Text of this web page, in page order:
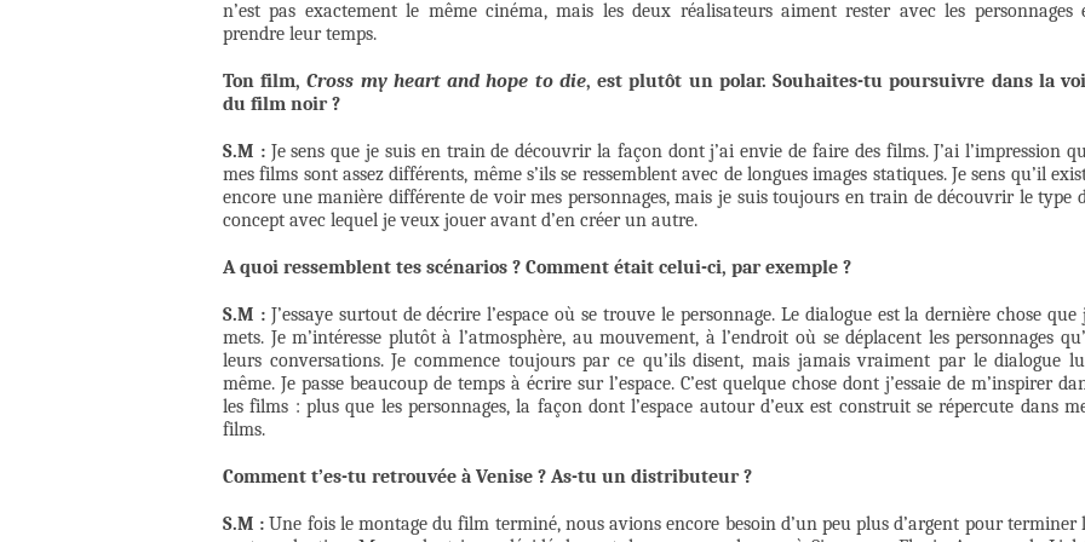
n’est pas exactement le même cinéma, mais les deux réalisateurs aiment rester avec les personnages
prendre leur temps.
Ton film,Cross my heart and hope to die, est plutôt un polar. Souhaites-tu poursuivre dans la
du film noir ?
S.M :Je sens que je suis en train de découvrir la façon dont j’ai envie de faire des films. J’ai l’impression
mes films sont assez différents, même s’ils se ressemblent avec de longues images statiques. Je sens qu’il
encore une manière différente de voir mes personnages, mais je suis toujours en train de découvrir le type
concept avec lequel je veux jouer avant d’en créer un autre.
A quoi ressemblent tes scénarios ? Comment était celui-ci, par exemple ?
S.M :J’essaye surtout de décrire l’espace où se trouve le personnage. Le dialogue est la dernière chose que
mets. Je m’intéresse plutôt à l’atmosphère, au mouvement, à l’endroit où se déplacent les personnages
leurs conversations. Je commence toujours par ce qu’ils disent, mais jamais vraiment par le dialogue
même. Je passe beaucoup de temps à écrire sur l’espace. C’est quelque chose dont j’essaie de m’inspirer
les films : plus que les personnages, la façon dont l’espace autour d’eux est construit se répercute dans
films.
Comment t’es-tu retrouvée à Venise ? As-tu un distributeur ?
S.M : Une fois le montage du film terminé, nous avions encore besoin d’un peu plus d’argent pour terminer